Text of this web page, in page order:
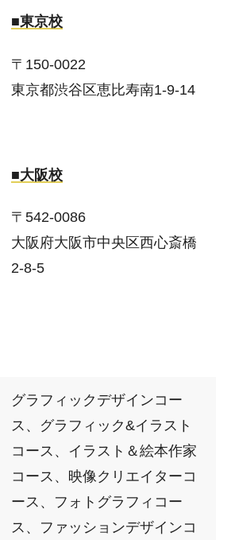
■東京校
〒150-0022
東京都渋谷区恵比寿南1-9-14
■大阪校
〒542-0086
大阪府大阪市中央区西心斎橋
2-8-5
グラフィックデザインコー
ス、グラフィック&イラスト
コース、イラスト＆絵本作家
コース、映像クリエイターコ
ース、フォトグラフィコー
ス、ファッションデザインコ